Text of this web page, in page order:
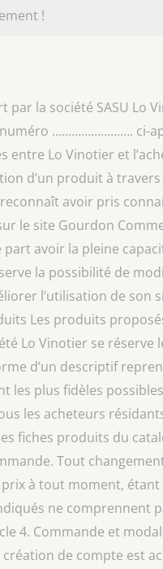
!
la société SASU Lo
……………………. ci-
Lo Vinotier et
d’un produit à
avoir pris
le site Gourdon
avoir la pleine
la possibilité de
l’utilisation de son
Les produits
Lo Vinotier se
d’un descriptif
plus fidèles
les acheteurs
fiches produits du
Tout
à tout moment,
ne comprennent
4. Commande et
de compte est